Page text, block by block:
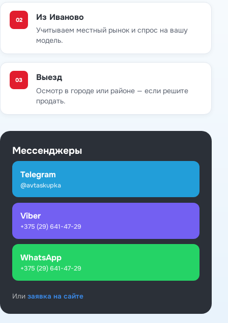
02 Из Иваново
Учитываем местный рынок и спрос на вашу
модель.
03 Выезд
Осмотр в городе или районе — если решите
продать.
Мессенджеры
Telegram
@avtaskupka
Viber
+375 (29) 641-47-29
WhatsApp
+375 (29) 641-47-29
Или заявка на сайте